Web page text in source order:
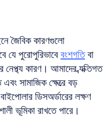
জৈবিক কারণগুলো
যে পুরোপুরিভাবে বংশগতি বা
নেপথ্য কারণ। আমাদের ব্যক্তিগত
সামাজিক ক্ষেত্রে বড়
ডিসঅর্ডারের লক্ষণ
ভূমিকা রাখতে পারে।